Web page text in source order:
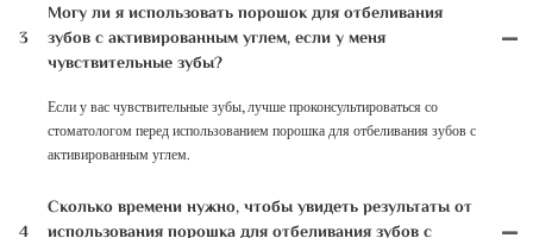
3
Могу ли я использовать порошок для отбеливания
зубов с активированным углем, если у меня
чувствительные зубы?
Если у вас чувствительные зубы, лучше проконсультироваться со
стоматологом перед использованием порошка для отбеливания зубов с
активированным углем.
Сколько времени нужно, чтобы увидеть результаты от